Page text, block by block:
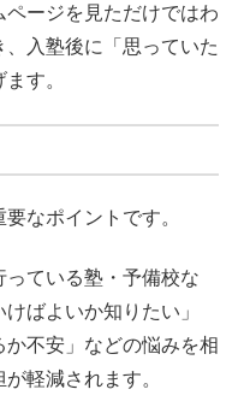
ージを見ただけではわ
入塾後に「思っていた
す。
なポイントです。
ている塾・予備校な
ばよいか知りたい」
か不安」などの悩みを相
軽減されます。